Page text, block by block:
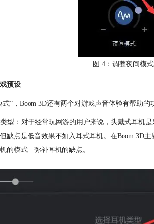
图 4：调整夜间模式
预设
式”，Boom 3D还有两个对游戏声音体验有帮助的
型：对于经常玩网游的用户来说，头戴式耳机
缺点是低音效果不如入耳式耳机。在Boom 3D
的模式，弥补耳机的缺点。